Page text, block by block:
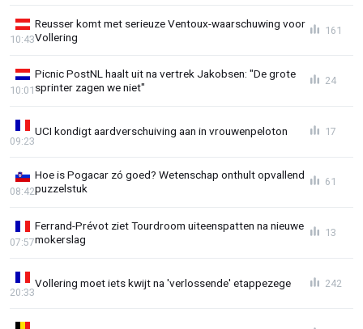
Reusser komt met serieuze Ventoux-waarschuwing voor
Vollering
10:43
161
Picnic PostNL haalt uit na vertrek Jakobsen: "De grote
sprinter zagen we niet"
10:01
24
UCI kondigt aardverschuiving aan in vrouwenpeloton
09:23
17
Hoe is Pogacar zó goed? Wetenschap onthult opvallend
puzzelstuk
08:42
61
Ferrand-Prévot ziet Tourdroom uiteenspatten na nieuwe
mokerslag
07:57
13
Vollering moet iets kwijt na 'verlossende' etappezege
20:33
242